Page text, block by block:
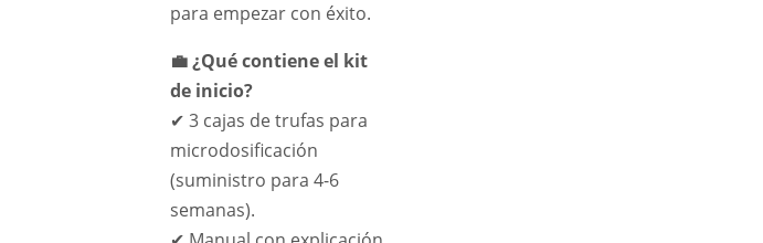
para empezar con éxito.
💼 ¿Qué contiene el kit
de inicio?
✔ 3 cajas de trufas para
microdosificación
(suministro para 4-6
semanas).